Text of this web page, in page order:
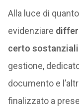
Alla luce di
evidenziare
certo
gestione,
documento e
finalizzato a